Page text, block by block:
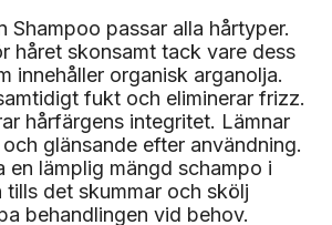
Shampoo passar alla hårtyper.
håret skonsamt tack vare dess
innehåller organisk arganolja.
fukt och eliminerar frizz.
hårfärgens integritet. Lämnar
glänsande efter användning.
en lämplig mängd schampo i
tills det skummar och skölj
behandlingen vid behov.